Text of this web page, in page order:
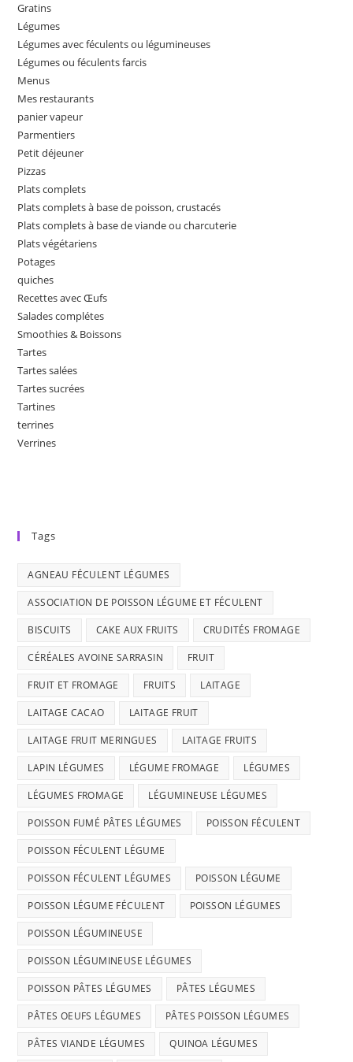
Gratins
Légumes
Légumes avec féculents ou légumineuses
Légumes ou féculents farcis
Menus
Mes restaurants
panier vapeur
Parmentiers
Petit déjeuner
Pizzas
Plats complets
Plats complets à base de poisson, crustacés
Plats complets à base de viande ou charcuterie
Plats végétariens
Potages
quiches
Recettes avec Œufs
Salades complétes
Smoothies & Boissons
Tartes
Tartes salées
Tartes sucrées
Tartines
terrines
Verrines
Tags
AGNEAU FÉCULENT LÉGUMES
ASSOCIATION DE POISSON LÉGUME ET FÉCULENT
BISCUITS CAKE AUX FRUITS CRUDITÉS FROMAGE
CÉRÉALES AVOINE SARRASIN FRUIT
FRUIT ET FROMAGE FRUITS LAITAGE
LAITAGE CACAO LAITAGE FRUIT
LAITAGE FRUIT MERINGUES LAITAGE FRUITS
LAPIN LÉGUMES LÉGUME FROMAGE LÉGUMES
LÉGUMES FROMAGE LÉGUMINEUSE LÉGUMES
POISSON FUMÉ PÂTES LÉGUMES POISSON FÉCULENT
POISSON FÉCULENT LÉGUME
POISSON FÉCULENT LÉGUMES POISSON LÉGUME
POISSON LÉGUME FÉCULENT POISSON LÉGUMES
POISSON LÉGUMINEUSE
POISSON LÉGUMINEUSE LÉGUMES
POISSON PÂTES LÉGUMES PÂTES LÉGUMES
PÂTES OEUFS LÉGUMES PÂTES POISSON LÉGUMES
PÂTES VIANDE LÉGUMES QUINOA LÉGUMES